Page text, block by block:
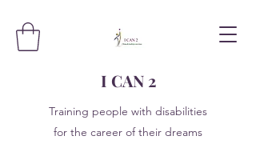
I CAN 2
Training people with disabilities
for the career of their dreams